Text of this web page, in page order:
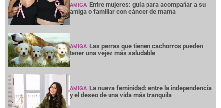
AMIGA Entre mujeres: guía para acompañar a su
amiga o familiar con cáncer de mama
AMIGA Las perras que tienen cachorros pueden
tener una vejez más saludable
AMIGA La nueva feminidad: entre la independencia
y el deseo de una vida más tranquila